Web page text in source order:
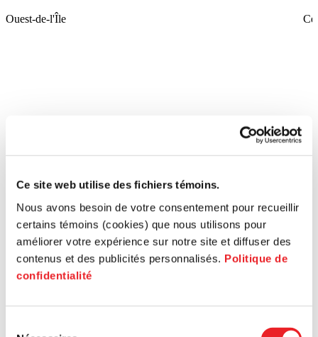
Ce site web utilise des fichiers témoins.
Nous avons besoin de votre consentement pour recueillir
certains témoins (cookies) que nous utilisons pour
améliorer votre expérience sur notre site et diffuser des
contenus et des publicités personnalisés. Politique de
confidentialité
Ouest-de-l'Île